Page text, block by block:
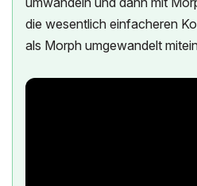
die wesentlich einfacheren
als Morph umgewandelt